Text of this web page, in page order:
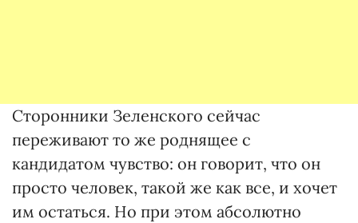
Сторонники Зеленского сейчас
переживают то же роднящее с
кандидатом чувство: он говорит, что он
просто человек, такой же как все, и хочет
им остаться. Но при этом абсолютно